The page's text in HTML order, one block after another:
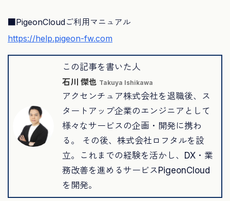
■PigeonCloudご利用マニュアル
https://help.pigeon-fw.com
この記事を書いた人
石川 傑也 Takuya Ishikawa
アクセンチュア株式会社を退職後、ス
タートアップ企業のエンジニアとして
様々なサービスの企画・開発に携わ
る。 その後、株式会社ロフタルを設
立。これまでの経験を活かし、DX・業
務改善を進めるサービスPigeonCloud
を開発。